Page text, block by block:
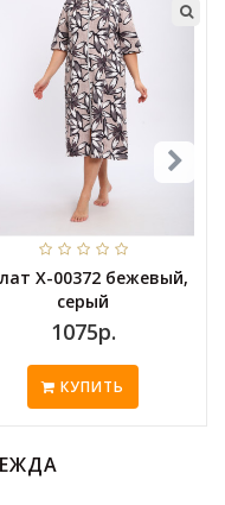
Х-00372 бежевый,
серый
1075р.
КУПИТЬ